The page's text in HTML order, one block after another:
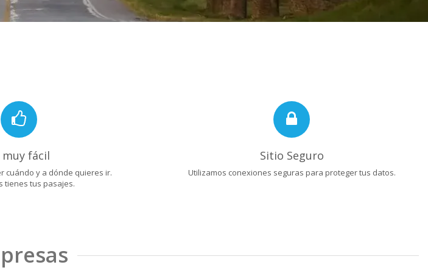
muy fácil
cuándo y a dónde quieres ir.
tienes tus pasajes.
Sitio Seguro
Utilizamos conexiones seguras para proteger tus datos.